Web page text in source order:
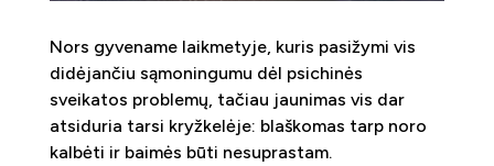
Nors gyvename laikmetyje, kuris pasižymi vis
didėjančiu sąmoningumu dėl psichinės
sveikatos problemų, tačiau jaunimas vis dar
atsiduria tarsi kryžkelėje: blaškomas tarp noro
kalbėti ir baimės būti nesuprastam.